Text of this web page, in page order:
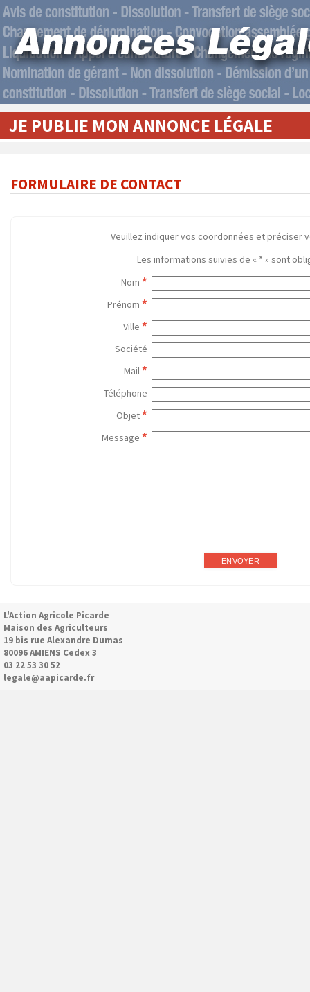
JE PUBLIE MON ANNONCE LÉGALE
FORMULAIRE DE CONTACT
Veuillez indiquer vos coordonnées et préciser
Les informations suivies de « * » sont
Nom *
Prénom *
Ville *
Société
Mail*
Téléphone
Objet*
Message *
L'Action Agricole Picarde
Maison des Agriculteurs
19 bis rue Alexandre Dumas
80096 AMIENS Cedex 3
03 22 53 30 52
legale@aapicarde.fr